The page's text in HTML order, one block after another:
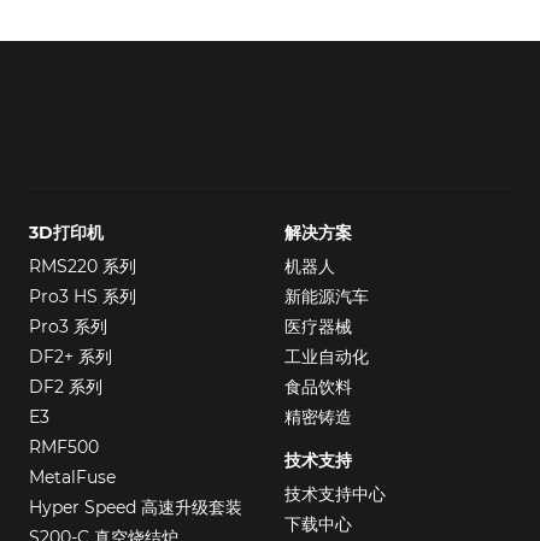
3D打印机
RMS220 系列
Pro3 HS 系列
Pro3 系列
DF2+ 系列
DF2 系列
E3
RMF500
MetalFuse
Hyper Speed 高速升级套装
解决方案
机器人
新能源汽车
医疗器械
工业自动化
食品饮料
精密铸造
技术支持
技术支持中心
下载中心